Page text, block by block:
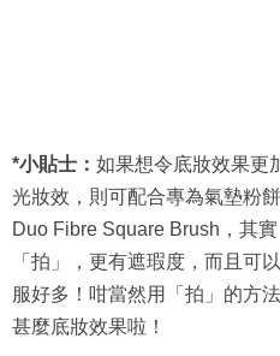
光妝效，則可配合專為氣墊粉
Duo Fibre Square Brush，其
「拍」，更有遮瑕度，而且可
服好多！咁當然用「拍」的方
甚麼底妝效果啦！